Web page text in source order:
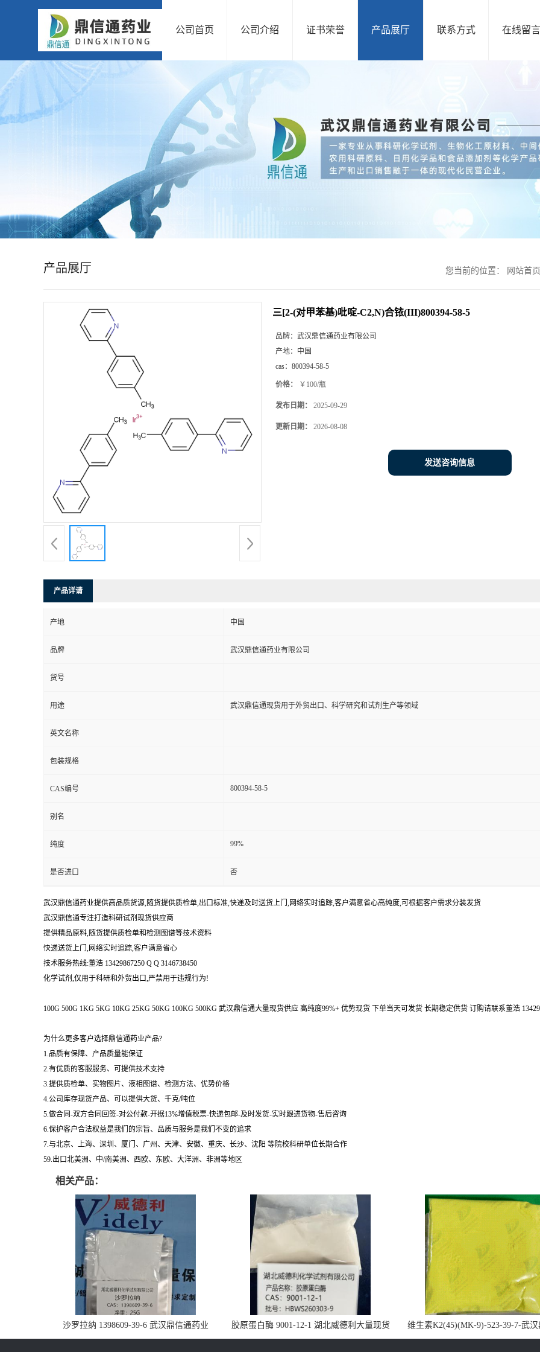
公司首页 公司介绍 证书荣誉 产品展厅 联系方式 在线留言
产品展厅 您当前的位置： 网站首页
三[2-(对甲苯基)吡啶-C2,N)合铱(III)800394-58-5
品牌： 武汉鼎信通药业有限公司
产地： 中国
cas： 800394-58-5
价格： ￥100/瓶
发布日期： 2025-09-29
更新日期： 2026-08-08
发送咨询信息
产品详请
产地 中国
品牌 武汉鼎信通药业有限公司
货号
用途 武汉鼎信通现货用于外贸出口、科学研究和试剂生产等领域
英文名称
包装规格
CAS编号 800394-58-5
别名
纯度 99%
是否进口 否
武汉鼎信通药业提供高品质货源,随货提供质检单,出口标准,快递及时送货上门,网络实时追踪,客户满意省心高纯度,可根据客户需求分装发货
武汉鼎信通专注打造科研试剂现货供应商
提供精品原料,随货提供质检单和检测图谱等技术资料
快递送货上门,网络实时追踪,客户满意省心
技术服务热线:董浩 13429867250 Q Q 3146738450
化学试剂,仅用于科研和外贸出口,严禁用于违规行为!
100G 500G 1KG 5KG 10KG 25KG 50KG 100KG 500KG 武汉鼎信通大量现货供应 高纯度99%+ 优势现货 下单当天可发货 长期稳定供货 订购请联系董浩
为什么更多客户选择鼎信通药业产品?
1.品质有保障、产品质量能保证
2.有优质的客服服务、可提供技术支持
3.提供质检单、实物图片、液相图谱、检测方法、优势价格
4.公司库存现货产品、可以提供大货、千克/吨位
5.做合同-双方合同回签-对公付款-开据13%增值税票-快递包邮-及时发货-实时跟进货物-售后咨询
6.保护客户合法权益是我们的宗旨、品质与服务是我们不变的追求
7.与北京、上海、深圳、厦门、广州、天津、安徽、重庆、长沙、沈阳 等院校科研单位长期合作
59.出口北美洲、中/南美洲、西欧、东欧、大洋洲、非洲等地区
相关产品：
沙罗拉纳 1398609-39-6 武汉鼎信通药业
胶原蛋白酶 9001-12-1 湖北威德利大量现货
供应
维生素K2(45)(MK-9)-523-39-7-武汉
药业大量现货供应